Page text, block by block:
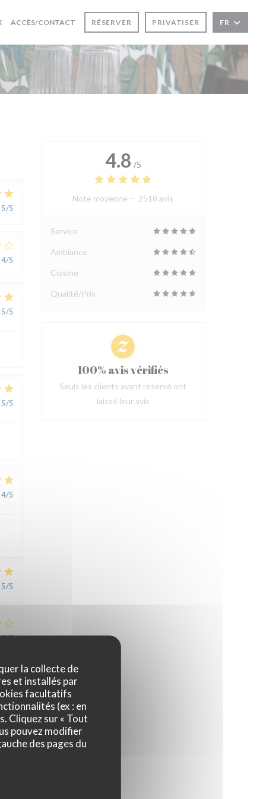
la collecte de
et installés par
facultatifs
(ex : en
Cliquez sur « Tout
pouvez modifier
des pages du
((OUVRE UNE NOUVELLE FENÊTRE))
ACCÈS/CONTACT RÉSERVER PRIVATISER FR
5/5
4/5
5/5
5/5
4/5
5/5
5/5
/5
4/5
4.8 /5
Note moyenne — 2518 avis
Service
Ambiance
Cuisine
Qualité/Prix
100% avis vérifiés
Seuls les clients ayant réservé ont
laissé leur avis